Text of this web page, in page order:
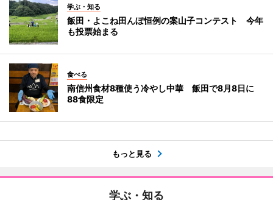
学ぶ・知る
飯田・よこね田んぼ恒例の案山子コンテスト 今年
も投票始まる
食べる
南信州食材8種使う冷やし中華 飯田で8月8日に
88食限定
もっと見る
学ぶ・知る